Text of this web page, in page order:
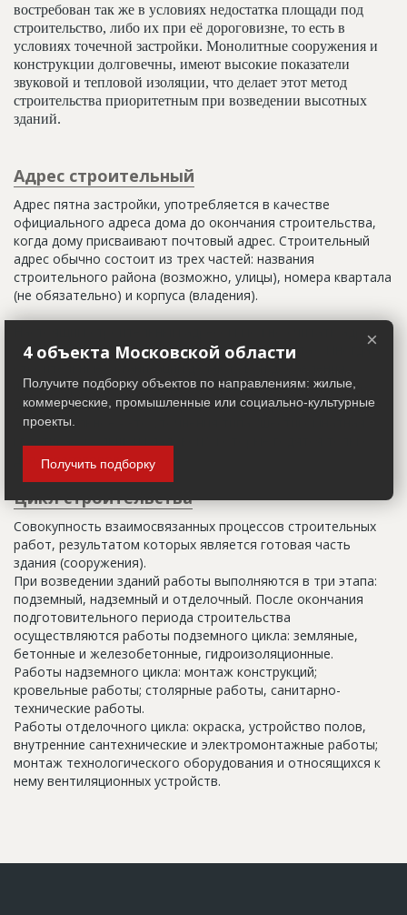
востребован так же в условиях недостатка площади под
строительство, либо их при её дороговизне, то есть в
условиях точечной застройки. Монолитные сооружения и
конструкции долговечны, имеют высокие показатели
звуковой и тепловой изоляции, что делает этот метод
строительства приоритетным при возведении высотных
зданий.
Адрес строительный
Адрес пятна застройки, употребляется в качестве
официального адреса дома до окончания строительства,
когда дому присваивают почтовый адрес. Строительный
адрес обычно состоит из трех частей: названия
строительного района (возможно, улицы), номера квартала
(не обязательно) и корпуса (владения).
Настоящим строительным адресом можно считать адрес,
указанный в правоустанавливающих документах. Иногда
(например, вторая очередь). В официальных документах
должен присутствовать официальный строительный адрес,
а все остальное - это уточнения типа "шестикомнатная
для переговоров.
Цикл строительства
Совокупность взаимосвязанных процессов строительных
работ, результатом которых является готовая часть
здания (сооружения).
При возведении зданий работы выполняются в три этапа:
подземный, надземный и отделочный. После окончания
подготовительного периода строительства
осуществляются работы подземного цикла: земляные,
бетонные и железобетонные, гидроизоляционные.
Работы надземного цикла: монтаж конструкций;
кровельные работы; столярные работы, санитарно-
технические работы.
Работы отделочного цикла: окраска, устройство полов,
внутренние сантехнические и электромонтажные работы;
монтаж технологического оборудования и относящихся к
нему вентиляционных устройств.
×
4 объекта Московской области
Получите подборку объектов по направлениям: жилые,
коммерческие, промышленные или социально-культурные
проекты.
Получить подборку